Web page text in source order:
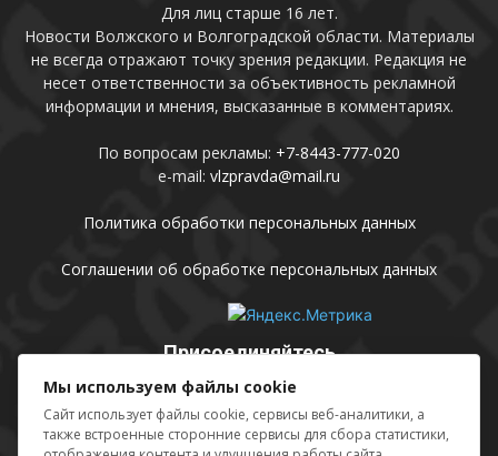
Для лиц старше 16 лет.
Новости Волжского и Волгоградской области. Материалы
не всегда отражают точку зрения редакции. Редакция не
несет ответственности за объективность рекламной
информации и мнения, высказанные в комментариях.
По вопросам рекламы: +7-8443-777-020
e-mail: vlzpravda@mail.ru
Политика обработки персональных данных
Соглашении об обработке персональных данных
Присоединяйтесь
Мы используем файлы cookie
Сайт использует файлы cookie, сервисы веб-аналитики, а
также встроенные сторонние сервисы для сбора статистики,